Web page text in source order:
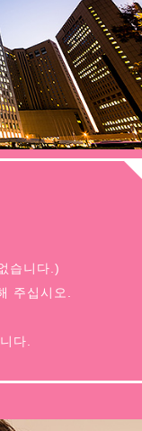
습니다.)
주십시오.
다.